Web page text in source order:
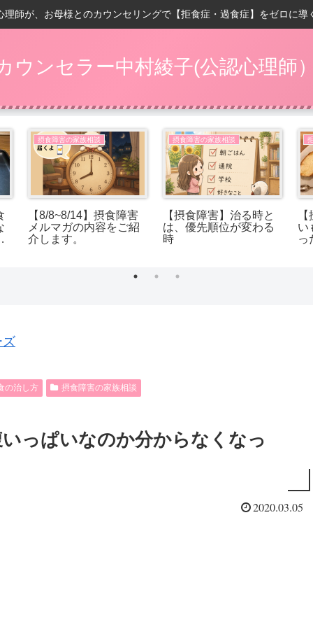
師が、お母様とのカウンセリングで【拒食症・過食症】をゼロに導
ウンセラー中村綾子(公認心理師
摂食障害の家族相談
【8/8~8/14】摂食障害
メルマガの内容をご紹
介します。
摂食障害の家族相談
【摂食障害】治る時と
は、優先順位が変わる
時
い
っ
ズ
の治し方 摂食障害の家族相談
っぱいなのか分からなくなっ
2020.03.05